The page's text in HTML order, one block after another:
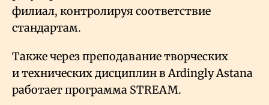
филиал, контролируя соответствие
стандартам.
Также через преподавание творческих
и технических дисциплин в Ardingly Astana
работает программа STREAM.